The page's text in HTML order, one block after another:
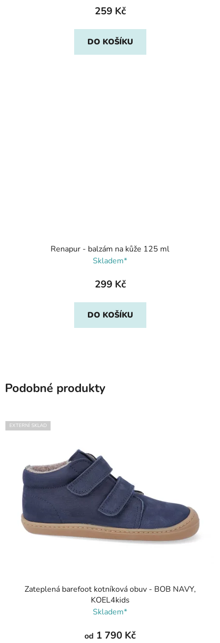
259 Kč
DO KOŠÍKU
Renapur - balzám na kůže 125 ml
Skladem*
299 Kč
DO KOŠÍKU
Podobné produkty
EXTERNÍ SKLAD
Zateplená barefoot kotníková obuv - BOB NAVY,
KOEL4kids
Skladem*
od 1 790 Kč